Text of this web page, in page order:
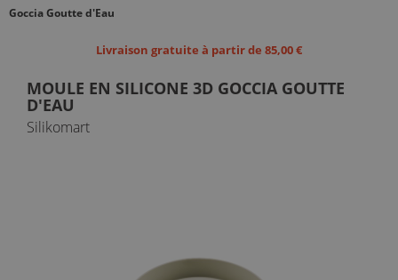
Goccia Goutte d'Eau
Livraison gratuite à partir de 85,00 €
MOULE EN SILICONE 3D GOCCIA GOUTTE
D'EAU
Silikomart